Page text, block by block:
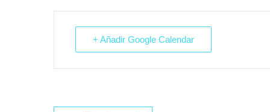
+ Añadir Google Calendar